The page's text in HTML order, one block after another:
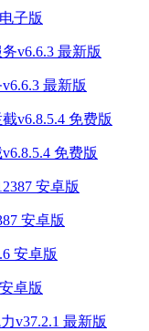
子版
最新版
免费版
安卓版
卓版